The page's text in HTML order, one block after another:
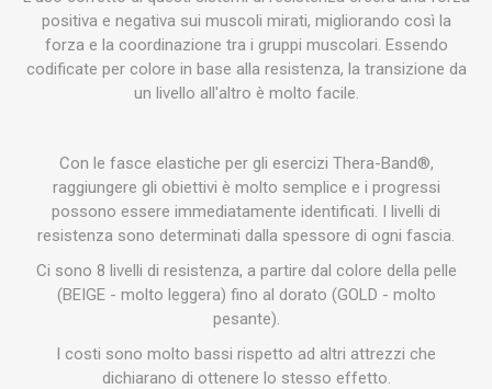
positiva e negativa sui muscoli mirati, migliorando così la
forza e la coordinazione tra i gruppi muscolari. Essendo
codificate per colore in base alla resistenza, la transizione da
un livello all'altro è molto facile.
Con le fasce elastiche per gli esercizi Thera-Band®,
raggiungere gli obiettivi è molto semplice e i progressi
possono essere immediatamente identificati. I livelli di
resistenza sono determinati dalla spessore di ogni fascia.
Ci sono 8 livelli di resistenza, a partire dal colore della pelle
(BEIGE - molto leggera) fino al dorato (GOLD - molto
pesante).
I costi sono molto bassi rispetto ad altri attrezzi che
dichiarano di ottenere lo stesso effetto.